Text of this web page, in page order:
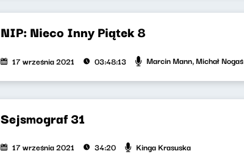
NIP: Nieco Inny Piątek 8
17 września 2021 03:48:13 Marcin Mann, Michał Nogaś
Sejsmograf 31
17 września 2021 34:20 Kinga Krasuska